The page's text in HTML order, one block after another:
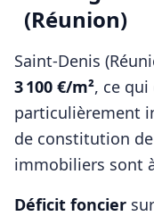
(Réunion)
Saint-Denis
3 100 €/m², ce
particulièrement
de constitution
immobiliers sont
Déficit foncier